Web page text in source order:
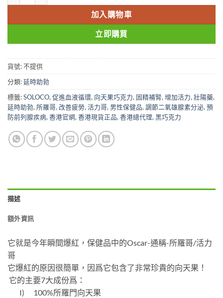
加入購物車
立即購買
貨號:不提供
分類:延時助勃
標籤:SOLOCO, 促進血液循環, 向天果巧克力, 固精補腎, 增加活力, 壯陽藥,
延時助勃, 所羅哥, 改善疲勞, 活力哥, 男性保健品, 調節二氧雄腺素分泌, 預
防前列腺疾病, 香港官網, 香港現貨正品, 香港總代理, 黑巧克力
描述
額外資訊
它就是今年瞬間爆紅，保健品中的Oscar-通稱-所羅哥/活力
哥
它爆紅的原因很簡單，因爲它包含了非常珍貴的向天果！
它的主要7大成份爲：
I) 100%所羅門向天果